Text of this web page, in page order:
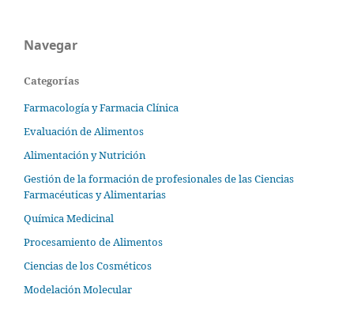
Navegar
Categorías
Farmacología y Farmacia Clínica
Evaluación de Alimentos
Alimentación y Nutrición
Gestión de la formación de profesionales de las Ciencias
Farmacéuticas y Alimentarias
Química Medicinal
Procesamiento de Alimentos
Ciencias de los Cosméticos
Modelación Molecular